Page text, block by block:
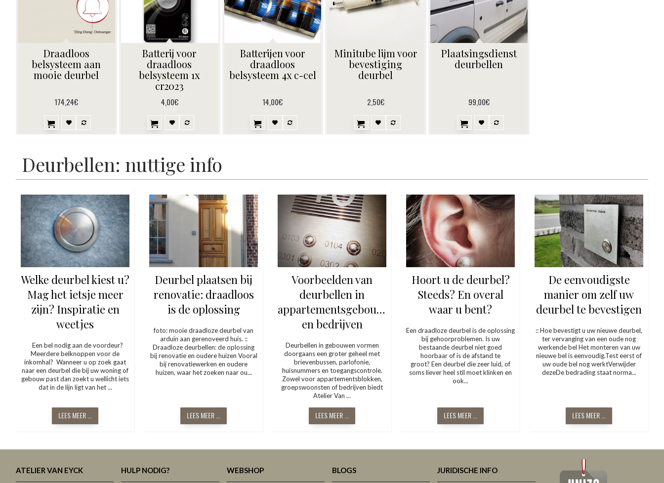
Draadloos
belsysteem aan
mooie deurbel
174,24€
Batterij voor
draadloos
belsysteem 1x
cr2023
4,00€
Batterijen voor
draadloos
belsysteem 4x c-cel
14,00€
Minitube lijm voor
bevestiging
deurbel
2,50€
Plaatsingsdienst
deurbellen
99,00€
Deurbellen: nuttige info
Welke deurbel kiest u?
Mag het ietsje meer
zijn? Inspiratie en
weetjes
Een bel nodig aan de voordeur?
Meerdere belknoppen voor de
inkomhal? Wanneer u op zoek gaat
naar een deurbel die bij uw woning of
gebouw past dan zoekt u wellicht iets
dat in de lijn ligt van het ...
LEES MEER ...
Deurbel plaatsen bij
renovatie: draadloos
is de oplossing
foto: mooie draadloze deurbel van
arduin aan gerenoveerd huis. ::
Draadloze deurbellen: de oplossing
bij renovatie en oudere huizen Vooral
bij renovatiewerken en oudere
huizen, waar het zoeken naar ou...
LEES MEER ...
Voorbeelden van
deurbellen in
appartementsgebouwen
en bedrijven
Deurbellen in gebouwen vormen
doorgaans een groter geheel met
brievenbussen, parlofonie,
huisnummers en toegangscontrole.
Zowel voor appartementsblokken,
groepswoonsten of bedrijven biedt
Atelier Van ...
LEES MEER ...
Hoort u de deurbel?
Steeds? En overal
waar u bent?
Een draadloze deurbel is de oplossing
bij gehoorproblemen. Is uw
bestaande deurbel niet goed
hoorbaar of is de afstand te
groot? Een deurbel die zeer luid, of
soms liever heel stil moet klinken en
ook...
LEES MEER ...
De eenvoudigste
manier om zelf uw
deurbel te bevestigen
:: Hoe bevestigt u uw nieuwe deurbel,
ter vervanging van een oude nog
werkende bel Het monteren van uw
nieuwe bel is eenvoudig.Test eerst of
uw oude bel nog werktVerwijder
dezeDe bedrading staat norma...
LEES MEER ...
ATELIER VAN EYCK HULP NODIG? WEBSHOP BLOGS JURIDISCHE INFO